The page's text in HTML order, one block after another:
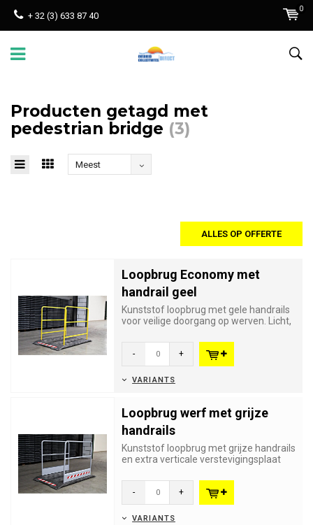
+ 32 (3) 633 87 40
0
Producten getagd met
pedestrian bridge (3)
Meest
ALLES OP OFFERTE
Loopbrug Economy met
handrail geel
Kunststof loopbrug met gele handrails
voor veilige doorgang op werven. Licht,
- +
VARIANTS
Loopbrug werf met grijze
handrails
Kunststof loopbrug met grijze handrails
en extra verticale verstevigingsplaat
- +
VARIANTS